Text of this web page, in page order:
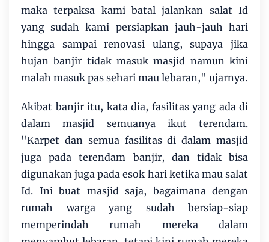
maka terpaksa kami batal jalankan salat Id
yang sudah kami persiapkan jauh-jauh hari
hingga sampai renovasi ulang, supaya jika
hujan banjir tidak masuk masjid namun kini
malah masuk pas sehari mau lebaran," ujarnya.
Akibat banjir itu, kata dia, fasilitas yang ada di
dalam masjid semuanya ikut terendam.
"Karpet dan semua fasilitas di dalam masjid
juga pada terendam banjir, dan tidak bisa
digunakan juga pada esok hari ketika mau salat
Id. Ini buat masjid saja, bagaimana dengan
rumah warga yang sudah bersiap-siap
memperindah rumah mereka dalam